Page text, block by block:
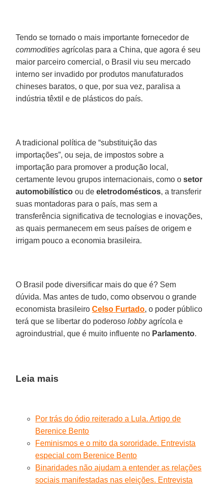
Tendo se tornado o mais importante fornecedor de
commodities agrícolas para a China, que agora é seu
maior parceiro comercial, o Brasil viu seu mercado
interno ser invadido por produtos manufaturados
chineses baratos, o que, por sua vez, paralisa a
indústria têxtil e de plásticos do país.
A tradicional política de “substituição das
importações”, ou seja, de impostos sobre a
importação para promover a produção local,
certamente levou grupos internacionais, como osetor
automobilísticoou de eletrodomésticos, a transferir
suas montadoras para o país, mas sem a
transferência significativa de tecnologias e inovações,
as quais permanecem em seus países de origem e
irrigam pouco a economia brasileira.
O Brasil pode diversificar mais do que é? Sem
dúvida. Mas antes de tudo, como observou o grande
economista brasileiroCelso Furtado, o poder público
terá que se libertar do poderosolobbyagrícola e
agroindustrial, que é muito influente no Parlamento.
Leia mais
Por trás do ódio reiterado a Lula. Artigo de
Berenice Bento
Feminismos e o mito da sororidade. Entrevista
especial com Berenice Bento
Binaridades não ajudam a entender as relações
sociais manifestadas nas eleições. Entrevista